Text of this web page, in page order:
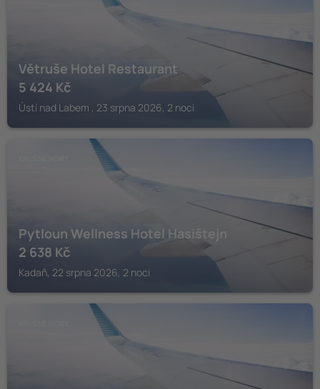
Větruše Hotel Restaurant
5 424 Kč
Ústí nad Labem , 23 srpna 2026, 2 noci
Pytloun Wellness Hotel Hasištejn
2 638 Kč
Kadaň, 22 srpna 2026, 2 noci